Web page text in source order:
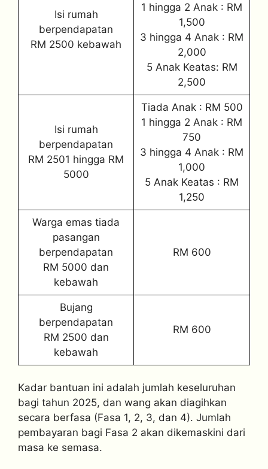
Isi rumah
berpendapatan
RM 2500 kebawah
1 hingga 2 Anak : RM
1,500
3 hingga 4 Anak : RM
2,000
5 Anak Keatas: RM
2,500
Isi rumah
berpendapatan
RM 2501 hingga RM
5000
Tiada Anak : RM 500
1 hingga 2 Anak : RM
750
3 hingga 4 Anak : RM
1,000
5 Anak Keatas : RM
1,250
Warga emas tiada
pasangan
berpendapatan
RM 5000 dan
kebawah
RM 600
Bujang
berpendapatan
RM 2500 dan
kebawah
RM 600
Kadar bantuan ini adalah jumlah keseluruhan
bagi tahun 2025, dan wang akan diagihkan
secara berfasa (Fasa 1, 2, 3, dan 4). Jumlah
pembayaran bagi Fasa 2 akan dikemaskini dari
masa ke semasa.